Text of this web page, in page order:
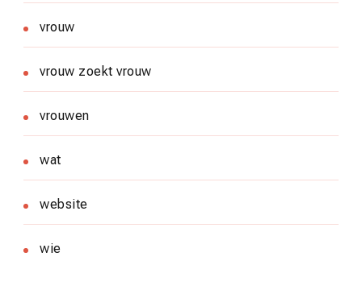
vrouw
vrouw zoekt vrouw
vrouwen
wat
website
wie